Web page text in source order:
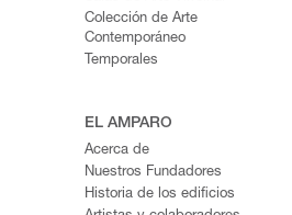
Colección de Arte
Contemporáneo
Temporales
EL AMPARO
Acerca de
Nuestros Fundadores
Historia de los edificios